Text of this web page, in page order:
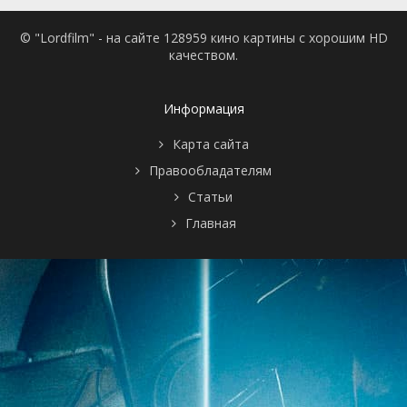
© "Lordfilm" - на сайте 128959 кино картины с хорошим HD
качеством.
Информация
Карта сайта
Правообладателям
Статьи
Главная